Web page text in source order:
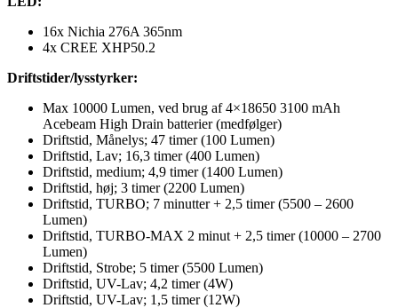
16x Nichia 276A 365nm
4x CREE XHP50.2
Driftstider/lysstyrker:
Max 10000 Lumen, ved brug af 4×18650 3100 mAh
Acebeam High Drain batterier (medfølger)
Driftstid, Månelys; 47 timer (100 Lumen)
Driftstid, Lav; 16,3 timer (400 Lumen)
Driftstid, medium; 4,9 timer (1400 Lumen)
Driftstid, høj; 3 timer (2200 Lumen)
Driftstid, TURBO; 7 minutter + 2,5 timer (5500 – 2600
Lumen)
Driftstid, TURBO-MAX 2 minut + 2,5 timer (10000 – 2700
Lumen)
Driftstid, Strobe; 5 timer (5500 Lumen)
Driftstid, UV-Lav; 4,2 timer (4W)
Driftstid, UV-Lav; 1,5 timer (12W)